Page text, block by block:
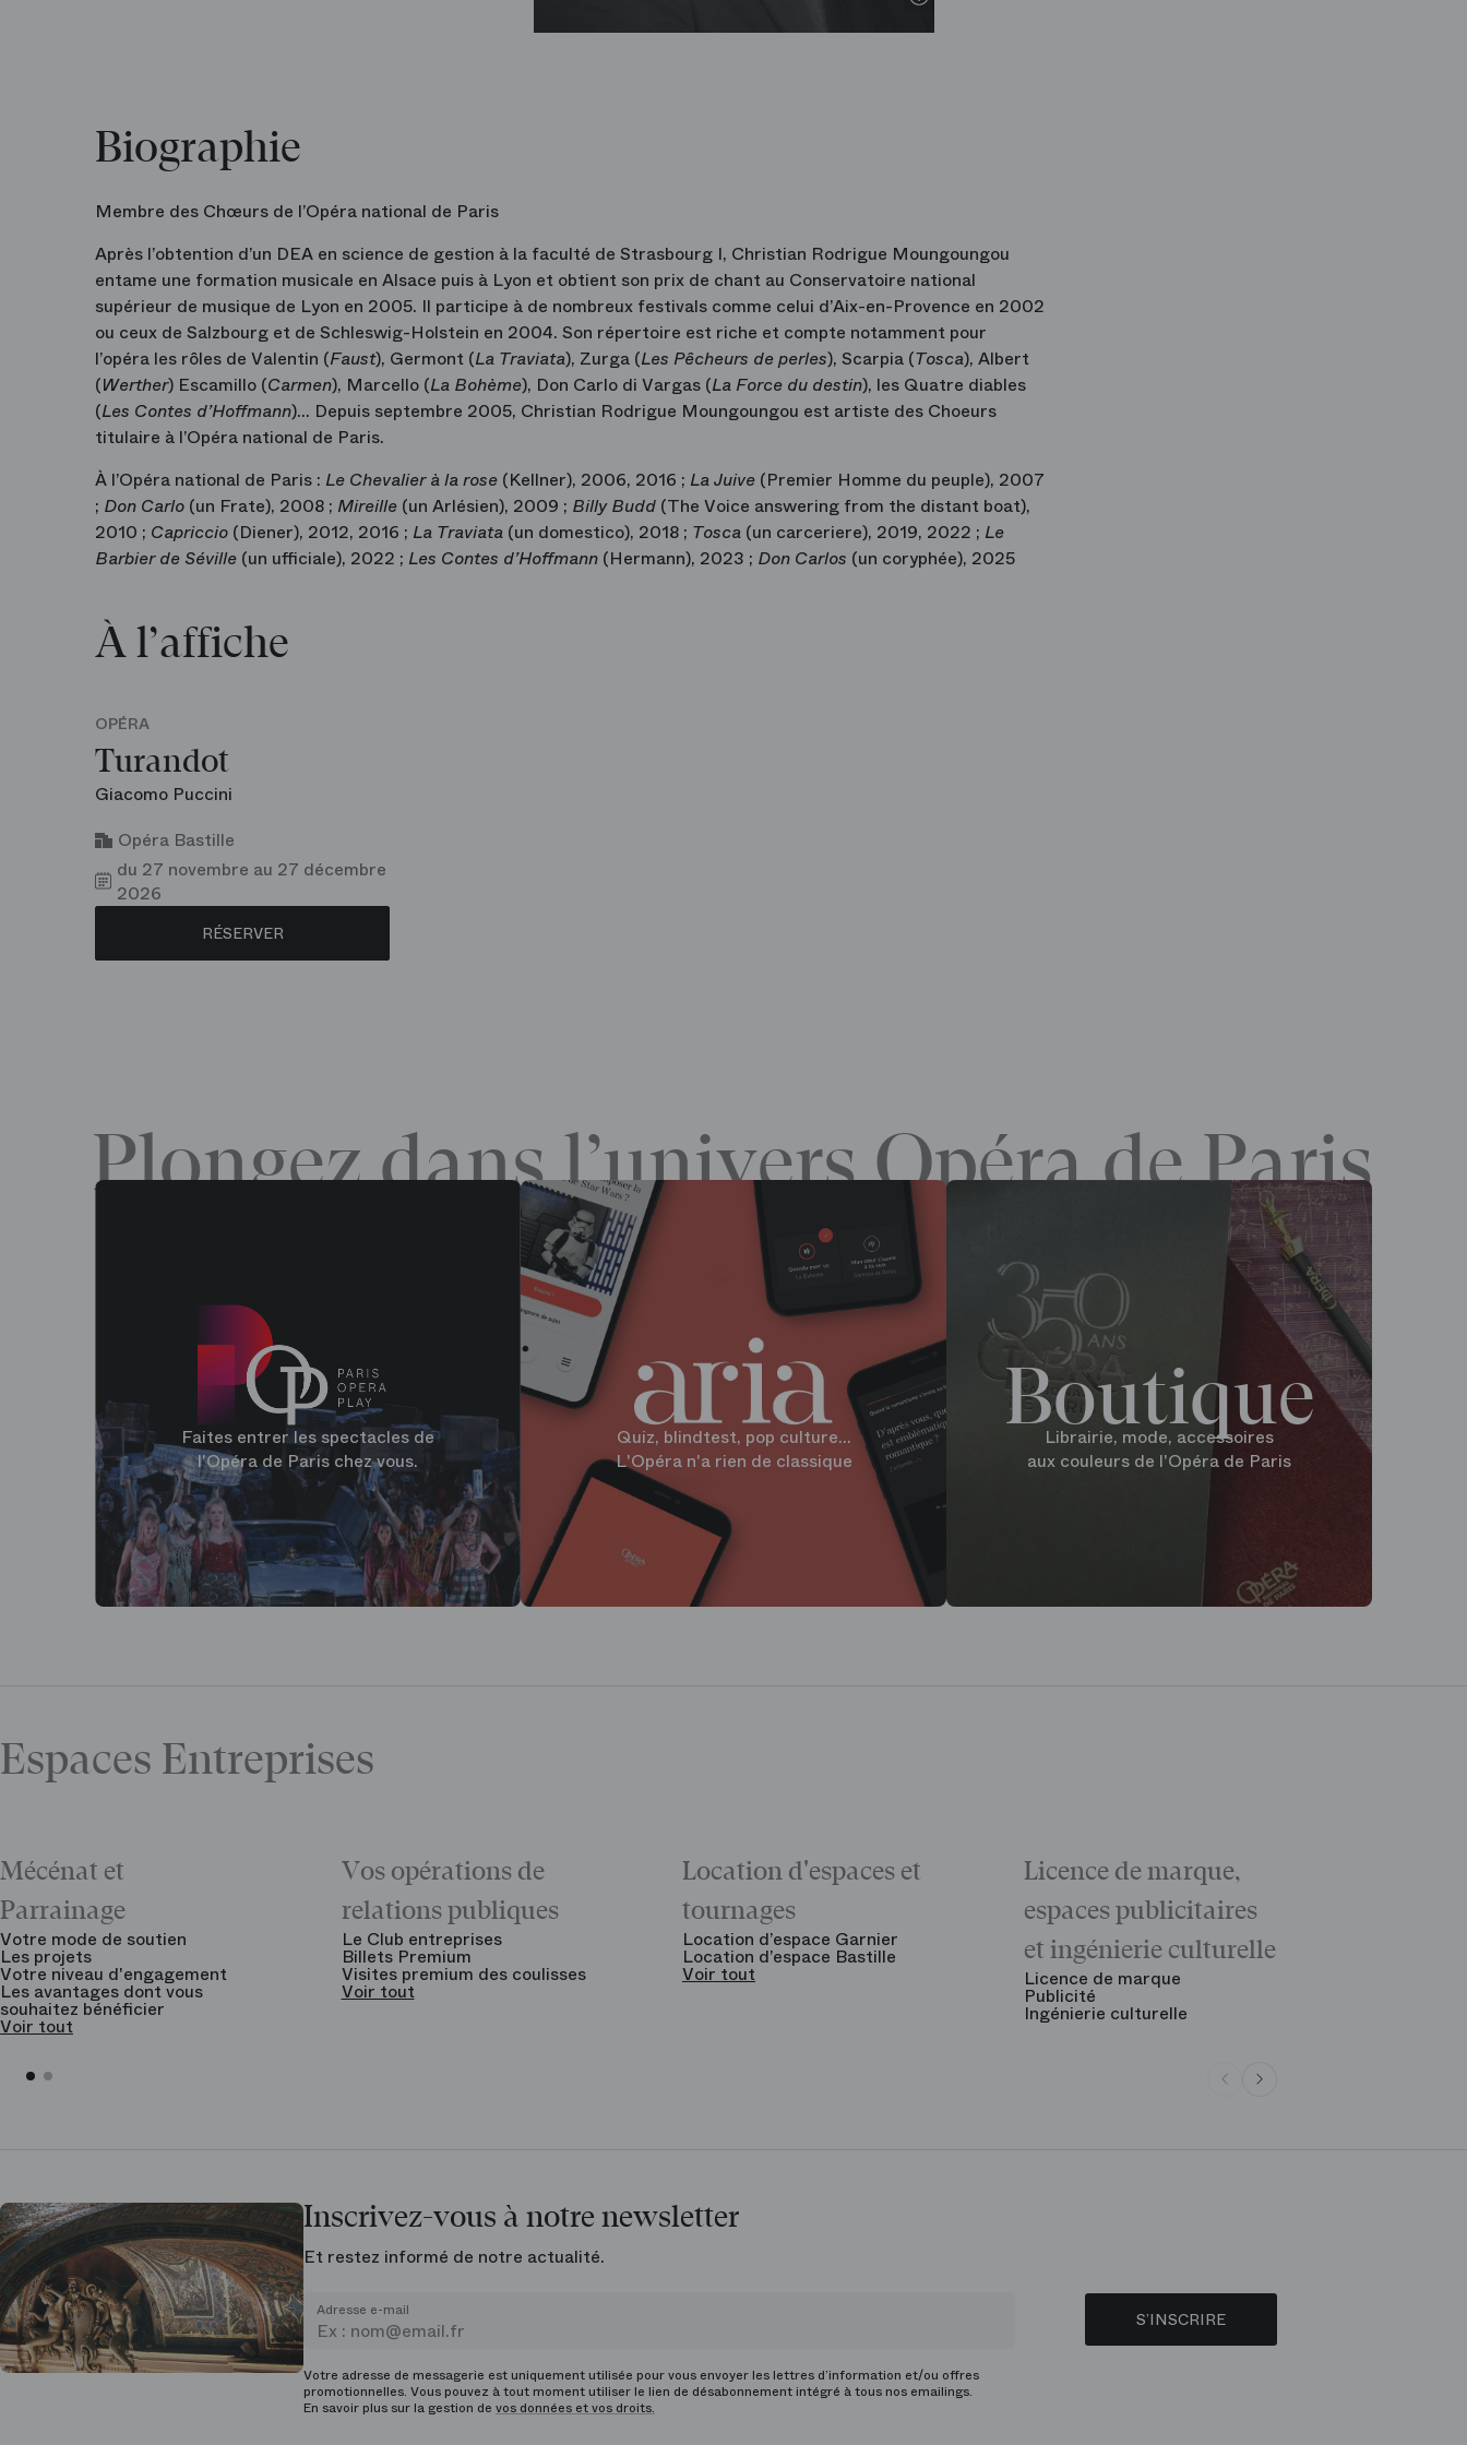
Biographie
Membre des Chœurs de l’Opéra national de Paris
Après l’obtention d’un DEA en science de gestion à la faculté de Strasbourg I, Christian Rodrigue Moungoungou
entame une formation musicale en Alsace puis à Lyon et obtient son prix de chant au Conservatoire national
supérieur de musique de Lyon en 2005. Il participe à de nombreux festivals comme celui d’Aix-en-Provence en 2002
ou ceux de Salzbourg et de Schleswig-Holstein en 2004. Son répertoire est riche et compte notamment pour
l’opéra les rôles de Valentin (Faust), Germont (La Traviata), Zurga (Les Pêcheurs de perles), Scarpia (Tosca), Albert
(Werther) Escamillo (Carmen), Marcello (La Bohème), Don Carlo di Vargas (La Force du destin), les Quatre diables
(Les Contes d’Hoffmann)… Depuis septembre 2005, Christian Rodrigue Moungoungou est artiste des Choeurs
titulaire à l’Opéra national de Paris.
À l’Opéra national de Paris : Le Chevalier à la rose (Kellner), 2006, 2016 ; La Juive (Premier Homme du peuple), 2007
; Don Carlo (un Frate), 2008 ; Mireille (un Arlésien), 2009 ; Billy Budd (The Voice answering from the distant boat),
2010 ; Capriccio (Diener), 2012, 2016 ; La Traviata (un domestico), 2018 ; Tosca (un carceriere), 2019, 2022 ; Le
Barbier de Séville (un ufficiale), 2022 ; Les Contes d’Hoffmann (Hermann), 2023 ; Don Carlos (un coryphée), 2025
À l’affiche
OPÉRA
Turandot
Giacomo Puccini
Opéra Bastille
du 27 novembre au 27 décembre
2026
RÉSERVER
Plongez dans l’univers Opéra de Paris
Faites entrer les spectacles de
l'Opéra de Paris chez vous.
Quiz, blindtest, pop culture...
L'Opéra n'a rien de classique
Boutique
Librairie, mode, accessoires
aux couleurs de l'Opéra de Paris
Espaces Entreprises
Mécénat et
Parrainage
Votre mode de soutien
Les projets
Votre niveau d'engagement
Les avantages dont vous
souhaitez bénéficier
Voir tout
Vos opérations de
relations publiques
Le Club entreprises
Billets Premium
Visites premium des coulisses
Voir tout
Location d'espaces et
tournages
Location d’espace Garnier
Location d’espace Bastille
Voir tout
Licence de marque,
espaces publicitaires
et ingénierie culturelle
Licence de marque
Publicité
Ingénierie culturelle
Inscrivez-vous à notre newsletter
Et restez informé de notre actualité.
Adresse e-mail
Votre adresse de messagerie est uniquement utilisée pour vous envoyer les lettres d’information et/ou offres
promotionnelles. Vous pouvez à tout moment utiliser le lien de désabonnement intégré à tous nos emailings.
En savoir plus sur la gestion de vos données et vos droits.
S’INSCRIRE